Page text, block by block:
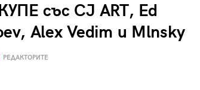
със CJ ART, Ed
Alex Vedim и Mlnsky
РЕДАКТОРИТЕ